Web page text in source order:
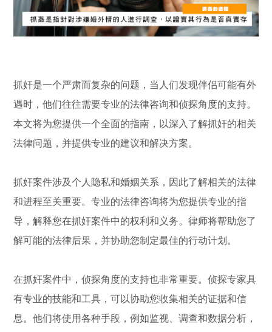
抓奸是一个严肃而复杂的问题，当人们发现伴侣可能有外
遇时，他们往往需要专业的法律咨询和侦探角度的支持。
本文将为您提供一个全面的指南，以深入了解抓奸的相关
法律问题，并提供专业的建议和解决方案。
抓奸案件涉及个人隐私和婚姻关系，因此了解相关的法律
和进程至关重要。专业的法律咨询将为您提供专业的指
导，解释您在抓奸案件中的权利和义务。律师将帮助您了
解可能的法律后果，并协助您制定最佳的行动计划。
在抓奸案件中，侦探角度的支持也非常重要。侦探专家具
有专业的技能和工具，可以协助您收集相关的证据和信
息。他们将使用各种手段，例如监视、调查和数据分析，